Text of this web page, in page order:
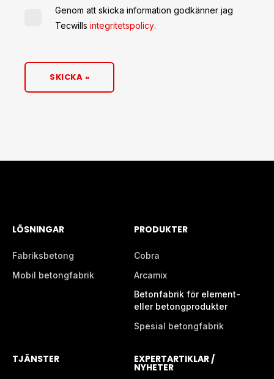
Genom att skicka information godkänner jag
Tecwills integritetspolicy.
LÖSNINGAR
Fabriksbetong
Mobil betongfabrik
PRODUKTER
Cobra
Arcamix
Betonfabrik för element-
eller betongprodukter
Spesial betongfabrik
TJÄNSTER EXPERTARTIKLAR /
NYHETER